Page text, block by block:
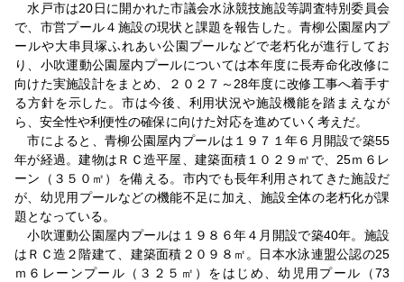
水戸市は20日に開かれた市議会水泳競技施設等調査特別委員会
で、市営プール４施設の現状と課題を報告した。青柳公園屋内プ
ールや大串貝塚ふれあい公園プールなどで老朽化が進行してお
り、小吹運動公園屋内プールについては本年度に長寿命化改修に
向けた実施設計をまとめ、２０２７～28年度に改修工事へ着手す
る方針を示した。市は今後、利用状況や施設機能を踏まえなが
ら、安全性や利便性の確保に向けた対応を進めていく考えだ。
市によると、青柳公園屋内プールは１９７１年６月開設で築55
年が経過。建物はＲＣ造平屋、建築面積１０２９㎡で、25ｍ６レ
ーン（３５０㎡）を備える。市内でも長年利用されてきた施設だ
が、幼児用プールなどの機能不足に加え、施設全体の老朽化が課
題となっている。
小吹運動公園屋内プールは１９８６年４月開設で築40年。施設
はＲＣ造２階建て、建築面積２０９８㎡。日本水泳連盟公認の25
ｍ６レーンプール（３２５㎡）をはじめ、幼児用プール（73